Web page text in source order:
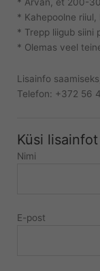
* Kahepoolne
* Trepp liigub siini
* Olemas veel
Lisainfo
Telefon: +372 56
Küsi lisainfot
Nimi
E-post